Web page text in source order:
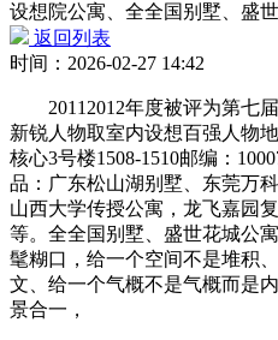
设想院公寓、全全国别墅、盛
返回列表
时间：2026-02-27 14:42
20112012年度被评为第七届
新锐人物取室内设想百强人物
核心3号楼1508-1510邮编：
品：广东松山湖别墅、东莞万
山西大学传授公寓，龙飞嘉园
等。全全国别墅、盛世花城公
髦糊口，给一个空间不是堆积
文、给一个气概不是气概而是
景合一，